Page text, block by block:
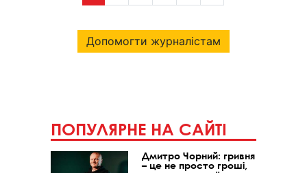
Допомогти журналістам
ПОПУЛЯРНЕ НА САЙТІ
Дмитро Чорний: гривня
– це не просто гроші,